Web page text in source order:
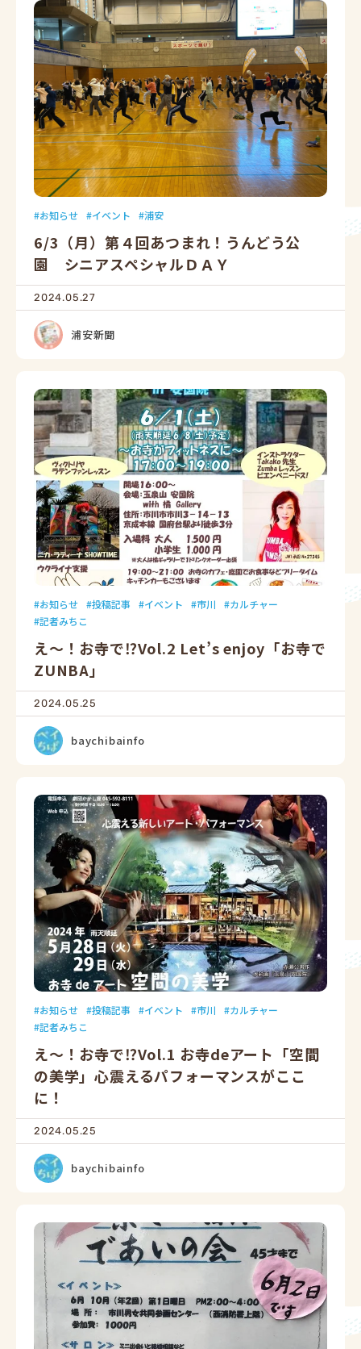
お知らせ イベント 浦安
6/3（月）第４回あつまれ！うんどう公
園 シニアスペシャルＤＡＹ
2024.05.27
浦安新聞
お知らせ 投稿記事 イベント 市川
カルチャー
記者みちこ
え～！お寺で⁉Vol.2 Let’s enjoy「お寺で
ZUNBA」
2024.05.25
baychibainfo
お知らせ 投稿記事 イベント 市川
カルチャー
記者みちこ
え～！お寺で⁉Vol.1 お寺deアート「空間
の美学」心震えるパフォーマンスがここ
に！
2024.05.25
baychibainfo